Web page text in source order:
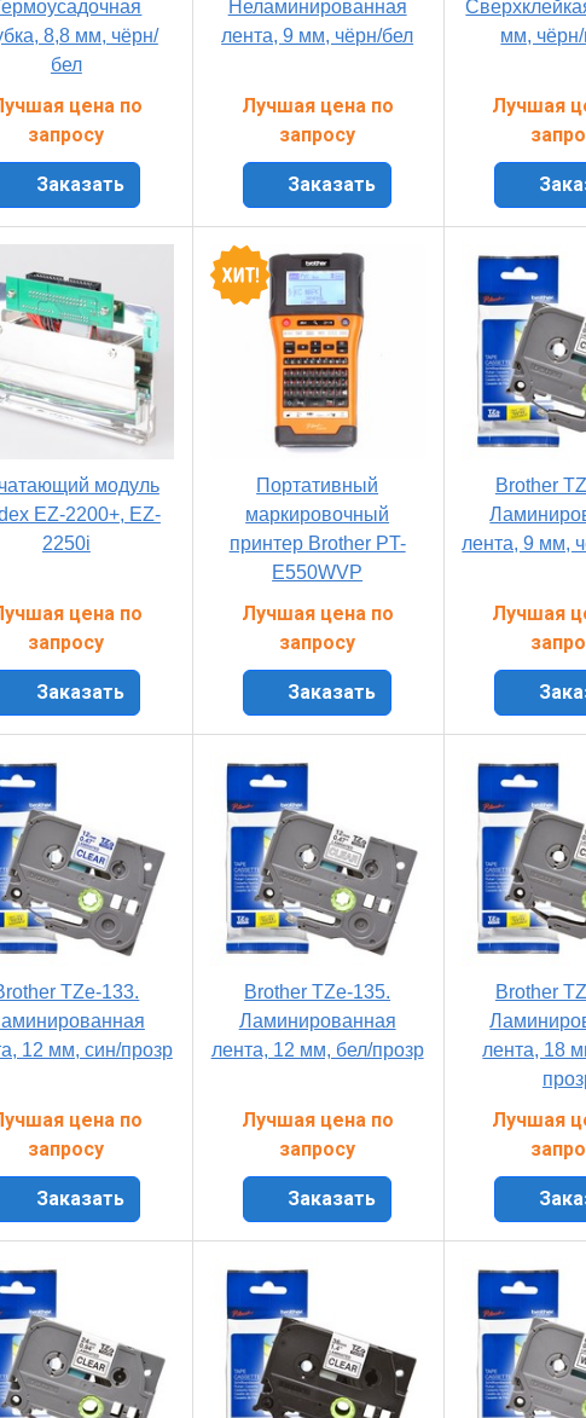
8,8 мм, чёрн/
бел
цена по
запросу
Заказать
Неламинированная
лента, 9 мм, чёрн/бел
Лучшая цена по
запросу
Заказать
мм,
Лучшая
модуль
EZ-2200+, EZ-
2250i
цена по
запросу
Заказать
Портативный
маркировочный
принтер Brother PT-
E550WVP
Лучшая цена по
запросу
Заказать
Brother
лента, 9 мм,
Лучшая
TZe-133.
12 мм, син/прозр
цена по
запросу
Заказать
Brother TZe-135.
Ламинированная
лента, 12 мм, бел/прозр
Лучшая цена по
запросу
Заказать
Brother
лента, 18
Лучшая